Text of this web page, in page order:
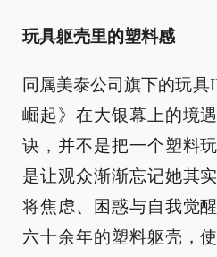
玩具躯壳里的塑料感
同属美泰公司旗下的玩具
崛起》在大银幕上的境
诀，并不是把一个塑料
是让观众渐渐忘记她其
将焦虑、困惑与自我觉
六十余年的塑料躯壳，